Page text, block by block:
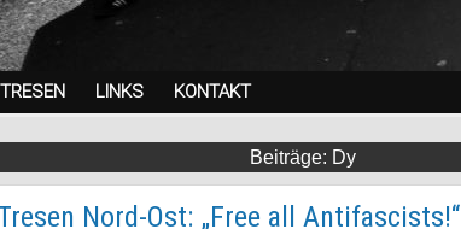
TRESEN LINKS KONTAKT
Dy
Nord-Ost: „Free all Antifascists!“